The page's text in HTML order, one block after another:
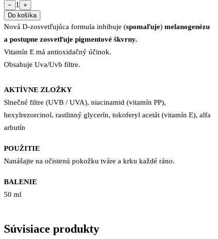
− 1
+
Do košíka
Nová D-zosvetľujúca formula inhibuje (spomaľuje) melanogenézu
a postupne zosvetľuje pigmentové škvrny.
Vitamín E má antioxidačný účinok.
Obsahuje Uva/Uvb filtre.
AKTÍVNE ZLOŽKY
Slnečné filtre (UVB / UVA), niacinamid (vitamín PP),
hexylrezorcinol, rastlinný glycerín, tokoferyl acetát (vitamín E), alfa
arbutín
POUŽITIE
Nanášajte na očistenú pokožku tváre a krku každé ráno.
BALENIE
50 ml
Súvisiace produkty